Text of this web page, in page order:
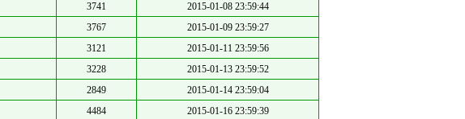
3741
2015-01-08 23:59:44
3767
2015-01-09 23:59:27
3121
2015-01-11 23:59:56
3228
2015-01-13 23:59:52
2849
2015-01-14 23:59:04
4484
2015-01-16 23:59:39